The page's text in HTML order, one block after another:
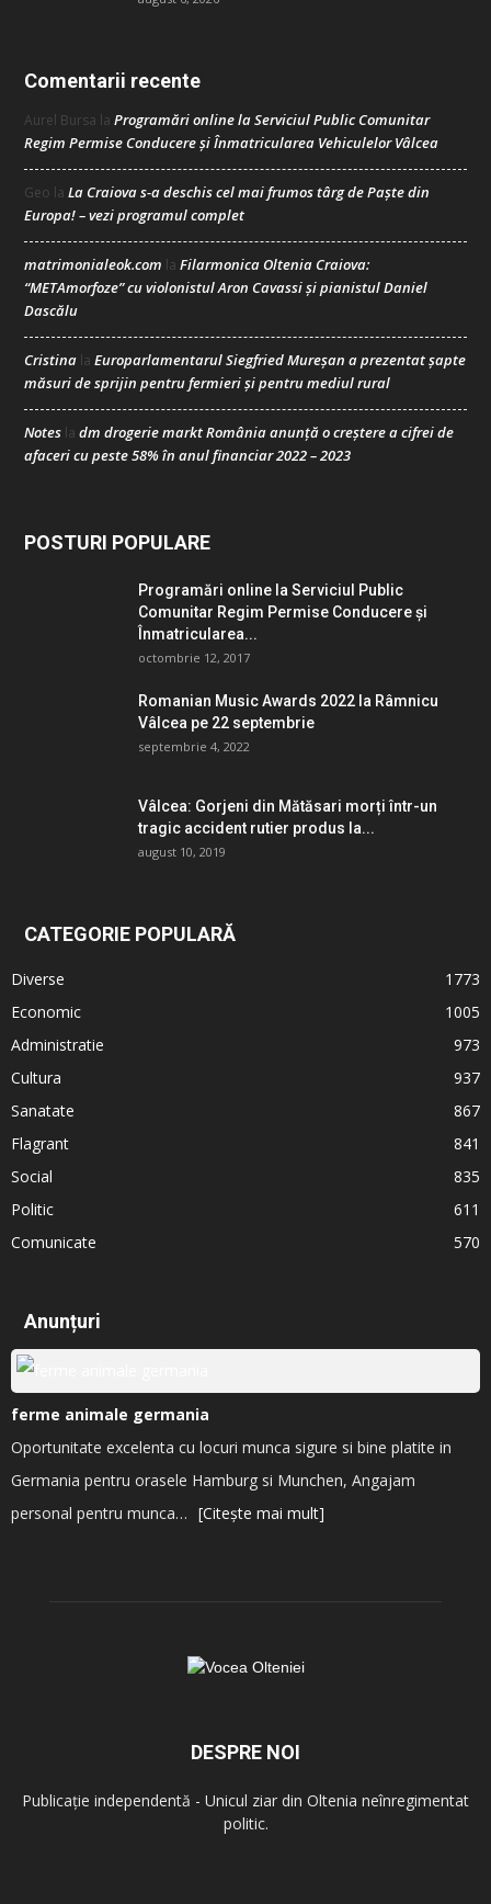
Comentarii recente
Aurel Bursa la Programări online la Serviciul Public Comunitar
Regim Permise Conducere şi Înmatricularea Vehiculelor Vâlcea
Geo la La Craiova s-a deschis cel mai frumos târg de Paște din
Europa! – vezi programul complet
matrimonialeok.com la Filarmonica Oltenia Craiova:
“METAmorfoze” cu violonistul Aron Cavassi și pianistul Daniel
Dascălu
Cristina la Europarlamentarul Siegfried Mureșan a prezentat șapte
măsuri de sprijin pentru fermieri și pentru mediul rural
Notes la dm drogerie markt România anunță o creștere a cifrei de
afaceri cu peste 58% în anul financiar 2022 – 2023
POSTURI POPULARE
Programări online la Serviciul Public
Comunitar Regim Permise Conducere şi
Înmatricularea...
octombrie 12, 2017
Romanian Music Awards 2022 la Râmnicu
Vâlcea pe 22 septembrie
septembrie 4, 2022
Vâlcea: Gorjeni din Mătăsari morți într-un
tragic accident rutier produs la...
august 10, 2019
CATEGORIE POPULARĂ
Diverse
1773
Economic
1005
Administratie
973
Cultura
937
Sanatate
867
Flagrant
841
Social
835
Politic
611
Comunicate
570
Anunțuri
ferme animale germania
Oportunitate excelenta cu locuri munca sigure si bine platite in
Germania pentru orasele Hamburg si Munchen, Angajam
personal pentru munca… [Citește mai mult]
DESPRE NOI
Publicație independentă - Unicul ziar din Oltenia neînregimentat
politic.